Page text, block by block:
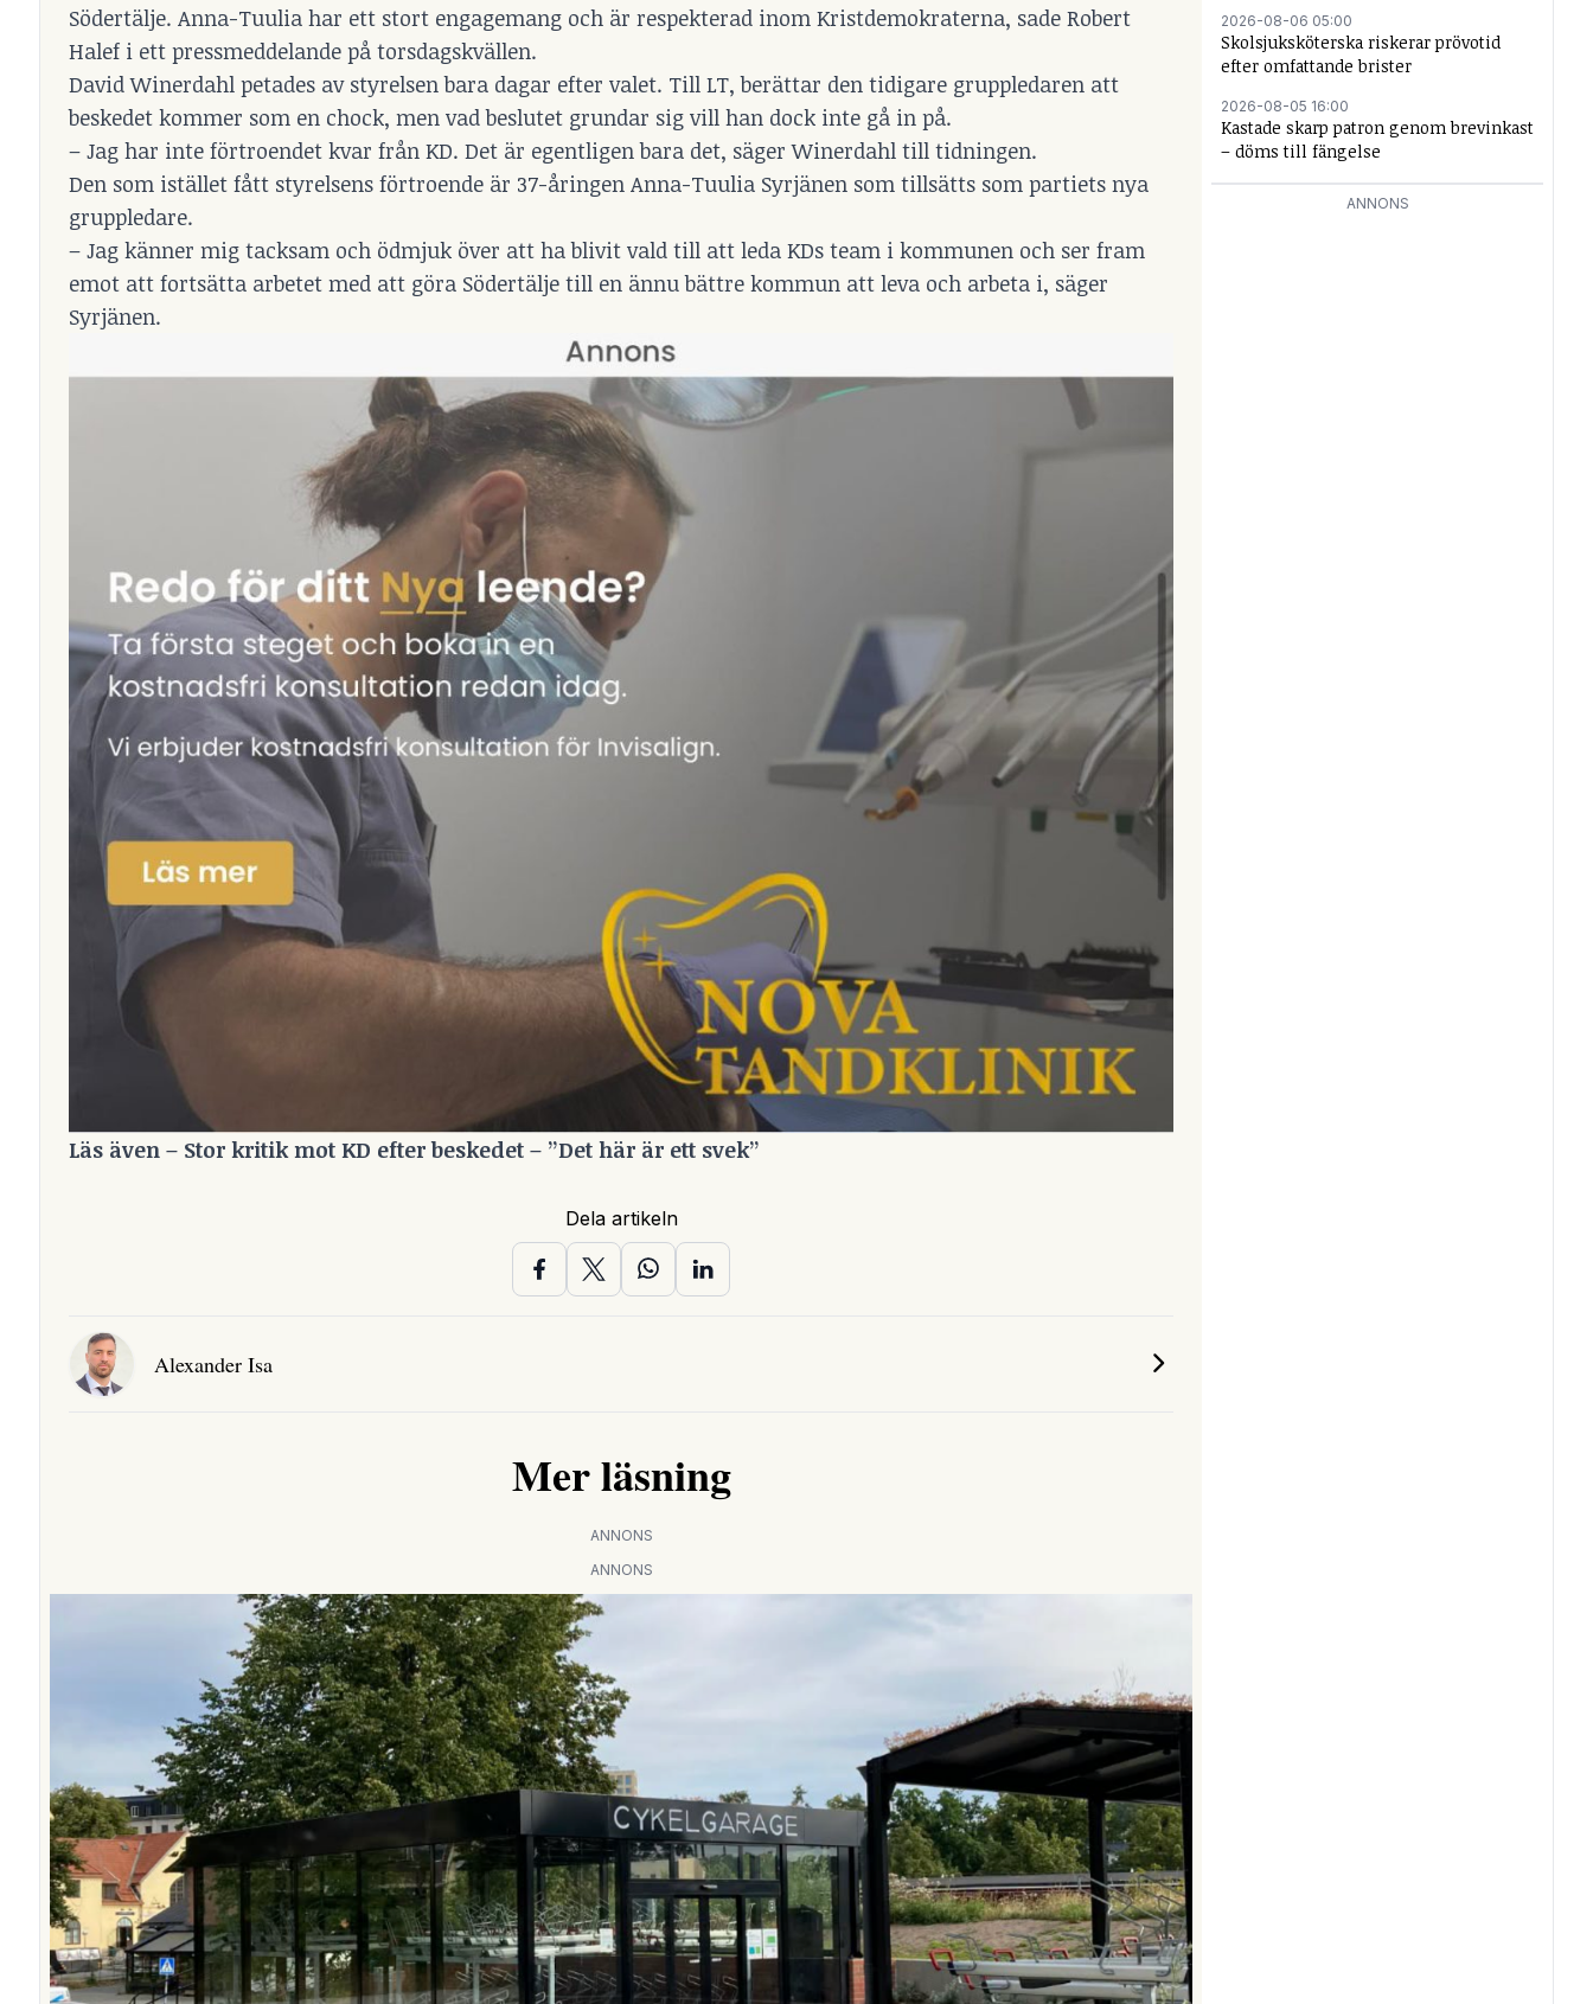
Södertälje. Anna-Tuulia har ett stort engagemang och är respekterad inom Kristdemokraterna, sade Robert
Halef i ett pressmeddelande på torsdagskvällen.
David Winerdahl petades av styrelsen bara dagar efter valet. Till LT, berättar den tidigare gruppledaren att
beskedet kommer som en chock, men vad beslutet grundar sig vill han dock inte gå in på.
– Jag har inte förtroendet kvar från KD. Det är egentligen bara det, säger Winerdahl till tidningen.
Den som istället fått styrelsens förtroende är 37-åringen Anna-Tuulia Syrjänen som tillsätts som partiets nya
gruppledare.
– Jag känner mig tacksam och ödmjuk över att ha blivit vald till att leda KDs team i kommunen och ser fram
emot att fortsätta arbetet med att göra Södertälje till en ännu bättre kommun att leva och arbeta i, säger
Syrjänen.
Läs även – Stor kritik mot KD efter beskedet – ”Det här är ett svek”
Dela artikeln
Alexander Isa
Mer läsning
ANNONS
ANNONS
2026-08-06 05:00
Skolsjuksköterska riskerar prövotid
efter omfattande brister
2026-08-05 16:00
Kastade skarp patron genom brevinkast
– döms till fängelse
ANNONS